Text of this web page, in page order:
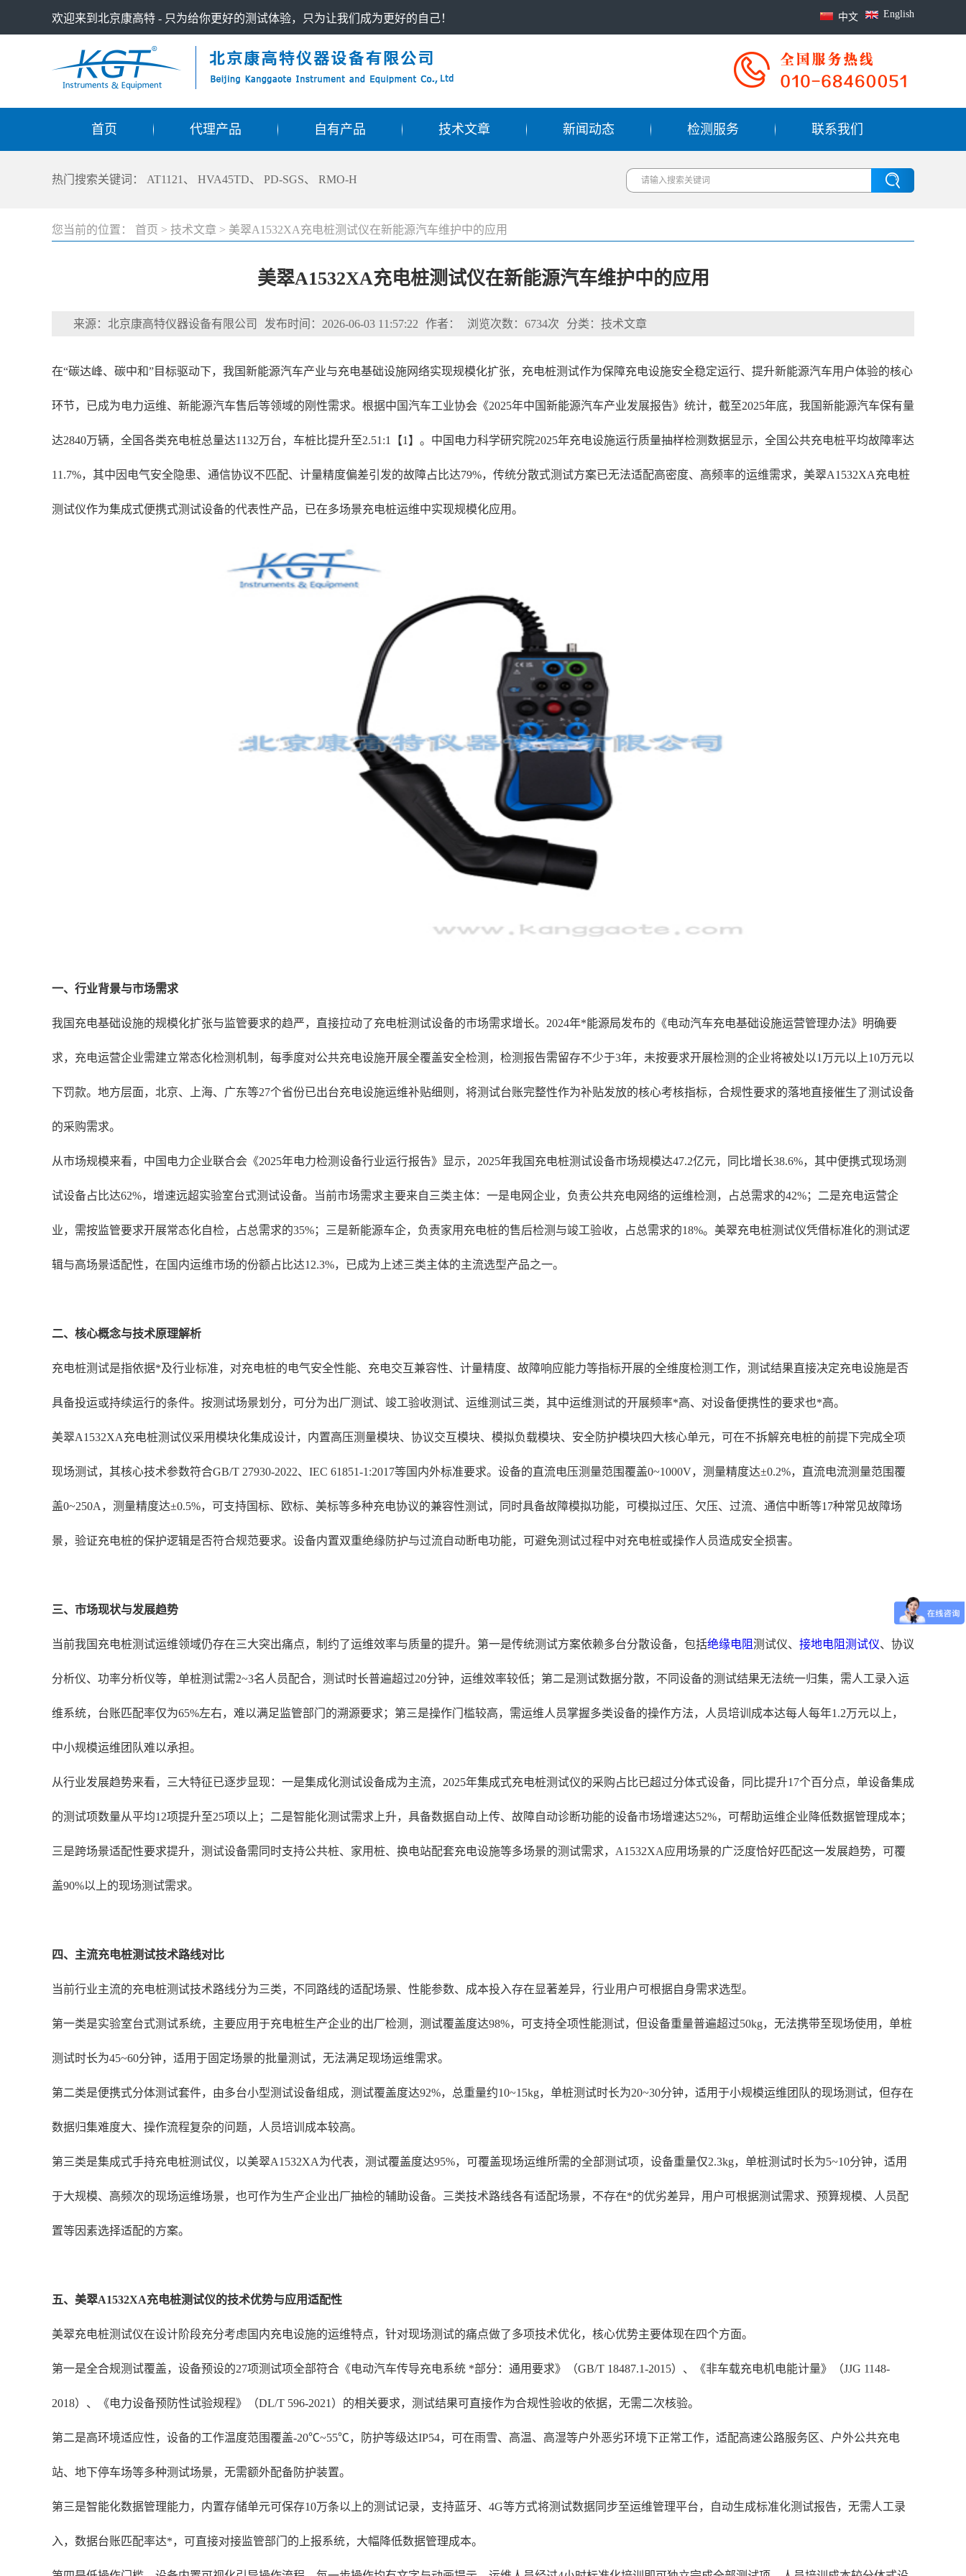
欢迎来到北京康高特 - 只为给你更好的测试体验，只为让我们成为更好的自己！ English
中文
首页 代理产品 自有产品 技术文章 新闻动态 检测服务 联系我们
热门搜索关键词： AT1121 、 HVA45TD、 PD-SGS、 RMO-H
您当前的位置： 首页 > 技术文章 > 美翠A1532XA充电桩测试仪在新能源汽车维护中的应用
美翠A1532XA充电桩测试仪在新能源汽车维护中的应用
来源：北京康高特仪器设备有限公司 发布时间：2026-06-03 11:57:22 作者： 浏览次数：6734次 分类：技术文章
在“碳达峰、碳中和”目标驱动下，我国新能源汽车产业与充电基础设施网络实现规模化扩张，充电桩测试作为保障充电设施安全稳定运行、提升新能源汽车用户体验的核心
环节，已成为电力运维、新能源汽车售后等领域的刚性需求。根据中国汽车工业协会《2025年中国新能源汽车产业发展报告》统计，截至2025年底，我国新能源汽车保有量
达2840万辆，全国各类充电桩总量达1132万台，车桩比提升至2.51:1【1】。中国电力科学研究院2025年充电设施运行质量抽样检测数据显示，全国公共充电桩平均故障率达
11.7%，其中因电气安全隐患、通信协议不匹配、计量精度偏差引发的故障占比达79%，传统分散式测试方案已无法适配高密度、高频率的运维需求，美翠A1532XA充电桩
测试仪作为集成式便携式测试设备的代表性产品，已在多场景充电桩运维中实现规模化应用。
一、行业背景与市场需求
我国充电基础设施的规模化扩张与监管要求的趋严，直接拉动了充电桩测试设备的市场需求增长。2024年*能源局发布的《电动汽车充电基础设施运营管理办法》明确要
求，充电运营企业需建立常态化检测机制，每季度对公共充电设施开展全覆盖安全检测，检测报告需留存不少于3年，未按要求开展检测的企业将被处以1万元以上10万元以
下罚款。地方层面，北京、上海、广东等27个省份已出台充电设施运维补贴细则，将测试台账完整性作为补贴发放的核心考核指标，合规性要求的落地直接催生了测试设备
的采购需求。
从市场规模来看，中国电力企业联合会《2025年电力检测设备行业运行报告》显示，2025年我国充电桩测试设备市场规模达47.2亿元，同比增长38.6%，其中便携式现场测
试设备占比达62%，增速远超实验室台式测试设备。当前市场需求主要来自三类主体：一是电网企业，负责公共充电网络的运维检测，占总需求的42%；二是充电运营企
业，需按监管要求开展常态化自检，占总需求的35%；三是新能源车企，负责家用充电桩的售后检测与竣工验收，占总需求的18%。美翠充电桩测试仪凭借标准化的测试逻
辑与高场景适配性，在国内运维市场的份额占比达12.3%，已成为上述三类主体的主流选型产品之一。
二、核心概念与技术原理解析
充电桩测试是指依据*及行业标准，对充电桩的电气安全性能、充电交互兼容性、计量精度、故障响应能力等指标开展的全维度检测工作，测试结果直接决定充电设施是否
具备投运或持续运行的条件。按测试场景划分，可分为出厂测试、竣工验收测试、运维测试三类，其中运维测试的开展频率*高、对设备便携性的要求也*高。
美翠A1532XA充电桩测试仪采用模块化集成设计，内置高压测量模块、协议交互模块、模拟负载模块、安全防护模块四大核心单元，可在不拆解充电桩的前提下完成全项
现场测试，其核心技术参数符合GB/T 27930-2022、IEC 61851-1:2017等国内外标准要求。设备的直流电压测量范围覆盖0~1000V，测量精度达±0.2%，直流电流测量范围覆
盖0~250A，测量精度达±0.5%，可支持国标、欧标、美标等多种充电协议的兼容性测试，同时具备故障模拟功能，可模拟过压、欠压、过流、通信中断等17种常见故障场
景，验证充电桩的保护逻辑是否符合规范要求。设备内置双重绝缘防护与过流自动断电功能，可避免测试过程中对充电桩或操作人员造成安全损害。
三、市场现状与发展趋势
当前我国充电桩测试运维领域仍存在三大突出痛点，制约了运维效率与质量的提升。第一是传统测试方案依赖多台分散设备，包括绝缘电阻测试仪、 接地电阻测试仪、协议
分析仪、功率分析仪等，单桩测试需2~3名人员配合，测试时长普遍超过20分钟，运维效率较低；第二是测试数据分散，不同设备的测试结果无法统一归集，需人工录入运
维系统，台账匹配率仅为65%左右，难以满足监管部门的溯源要求；第三是操作门槛较高，需运维人员掌握多类设备的操作方法，人员培训成本达每人每年1.2万元以上，
中小规模运维团队难以承担。
从行业发展趋势来看，三大特征已逐步显现：一是集成化测试设备成为主流，2025年集成式充电桩测试仪的采购占比已超过分体式设备，同比提升17个百分点，单设备集成
的测试项数量从平均12项提升至25项以上；二是智能化测试需求上升，具备数据自动上传、故障自动诊断功能的设备市场增速达52%，可帮助运维企业降低数据管理成本；
三是跨场景适配性要求提升，测试设备需同时支持公共桩、家用桩、换电站配套充电设施等多场景的测试需求，A1532XA应用场景的广泛度恰好匹配这一发展趋势，可覆
盖90%以上的现场测试需求。
四、主流充电桩测试技术路线对比
当前行业主流的充电桩测试技术路线分为三类，不同路线的适配场景、性能参数、成本投入存在显著差异，行业用户可根据自身需求选型。
第一类是实验室台式测试系统，主要应用于充电桩生产企业的出厂检测，测试覆盖度达98%，可支持全项性能测试，但设备重量普遍超过50kg，无法携带至现场使用，单桩
测试时长为45~60分钟，适用于固定场景的批量测试，无法满足现场运维需求。
第二类是便携式分体测试套件，由多台小型测试设备组成，测试覆盖度达92%，总重量约10~15kg，单桩测试时长为20~30分钟，适用于小规模运维团队的现场测试，但存在
数据归集难度大、操作流程复杂的问题，人员培训成本较高。
第三类是集成式手持充电桩测试仪，以美翠A1532XA为代表，测试覆盖度达95%，可覆盖现场运维所需的全部测试项，设备重量仅2.3kg，单桩测试时长为5~10分钟，适用
于大规模、高频次的现场运维场景，也可作为生产企业出厂抽检的辅助设备。三类技术路线各有适配场景，不存在*的优劣差异，用户可根据测试需求、预算规模、人员配
置等因素选择适配的方案。
五、美翠A1532XA充电桩测试仪的技术优势与应用适配性
美翠充电桩测试仪在设计阶段充分考虑国内充电设施的运维特点，针对现场测试的痛点做了多项技术优化，核心优势主要体现在四个方面。
第一是全合规测试覆盖，设备预设的27项测试项全部符合《电动汽车传导充电系统 *部分：通用要求》（GB/T 18487.1-2015）、《非车载充电机电能计量》（JJG 1148-
2018）、《电力设备预防性试验规程》（DL/T 596-2021）的相关要求，测试结果可直接作为合规性验收的依据，无需二次核验。
第二是高环境适应性，设备的工作温度范围覆盖-20℃~55℃，防护等级达IP54，可在雨雪、高温、高湿等户外恶劣环境下正常工作，适配高速公路服务区、户外公共充电
站、地下停车场等多种测试场景，无需额外配备防护装置。
第三是智能化数据管理能力，内置存储单元可保存10万条以上的测试记录，支持蓝牙、4G等方式将测试数据同步至运维管理平台，自动生成标准化测试报告，无需人工录
入，数据台账匹配率达*，可直接对接监管部门的上报系统，大幅降低数据管理成本。